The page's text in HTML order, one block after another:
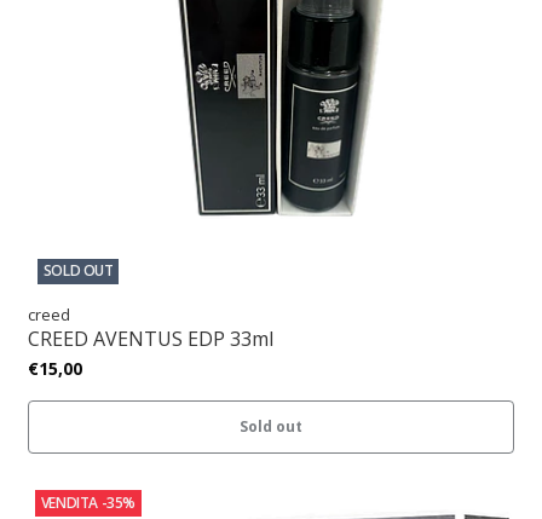
SOLD OUT
creed
CREED AVENTUS EDP 33ml
€15,00
Sold out
VENDITA -35%